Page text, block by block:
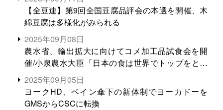
【全豆連】第9回全国豆腐品評会の本選を開催、木
綿豆腐は多様化がみられる
2025年09月08日
農水省、輸出拡大に向けてコメ加工品試食会を開
催/小泉農水大臣「日本の食は世界でトップをとれ
る。米増産に向けて、米輸出需要の拡大を」
2025年09月05日
ヨークHD、ベイン傘下の新体制でヨーカドーを
GMSからCSCに転換